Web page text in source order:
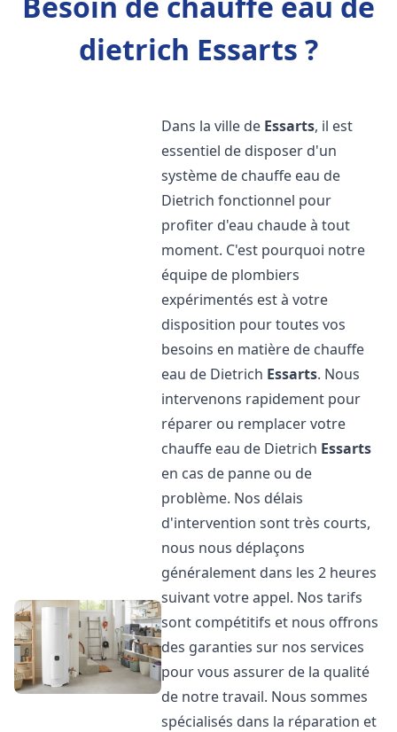
dietrich Essarts ?
Dans la ville de Essarts, il est
essentiel de disposer d'un
système de chauffe eau de
Dietrich fonctionnel pour
profiter d'eau chaude à tout
moment. C'est pourquoi notre
équipe de plombiers
expérimentés est à votre
disposition pour toutes vos
besoins en matière de chauffe
eau de Dietrich Essarts. Nous
intervenons rapidement pour
réparer ou remplacer votre
chauffe eau de Dietrich Essarts
en cas de panne ou de
problème. Nos délais
d'intervention sont très courts,
nous nous déplaçons
généralement dans les 2 heures
suivant votre appel. Nos tarifs
sont compétitifs et nous offrons
des garanties sur nos services
pour vous assurer de la qualité
de notre travail. Nous sommes
spécialisés dans la réparation et